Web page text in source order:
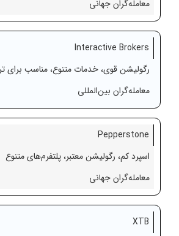
معامله‌گران جهانی
Interactive Brokers
رگولیشن قوی، خدمات متنوع، مناسب برای
معامله‌گران بین‌المللی
Pepperstone
اسپرد کم، رگولیشن معتبر، پلتفرم‌های متنوع
معامله‌گران جهانی
XTB